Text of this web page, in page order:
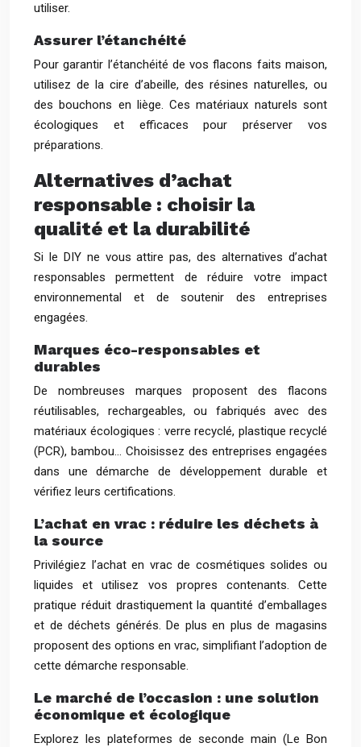
utiliser.
Assurer l’étanchéité
Pour garantir l’étanchéité de vos flacons faits maison,
utilisez de la cire d’abeille, des résines naturelles, ou
des bouchons en liège. Ces matériaux naturels sont
écologiques et efficaces pour préserver vos
préparations.
Alternatives d’achat
responsable : choisir la
qualité et la durabilité
Si le DIY ne vous attire pas, des alternatives d’achat
responsables permettent de réduire votre impact
environnemental et de soutenir des entreprises
engagées.
Marques éco-responsables et
durables
De nombreuses marques proposent des flacons
réutilisables, rechargeables, ou fabriqués avec des
matériaux écologiques : verre recyclé, plastique recyclé
(PCR), bambou… Choisissez des entreprises engagées
dans une démarche de développement durable et
vérifiez leurs certifications.
L’achat en vrac : réduire les déchets à
la source
Privilégiez l’achat en vrac de cosmétiques solides ou
liquides et utilisez vos propres contenants. Cette
pratique réduit drastiquement la quantité d’emballages
et de déchets générés. De plus en plus de magasins
proposent des options en vrac, simplifiant l’adoption de
cette démarche responsable.
Le marché de l’occasion : une solution
économique et écologique
Explorez les plateformes de seconde main (Le Bon